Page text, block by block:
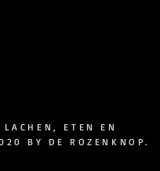
LACHEN, ETEN EN
BY DE ROZENKNOP.